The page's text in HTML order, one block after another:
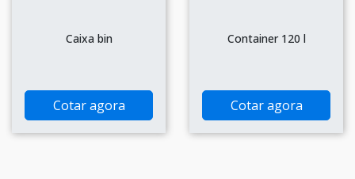
Caixa bin
Cotar agora
Container 120 l
Cotar agora